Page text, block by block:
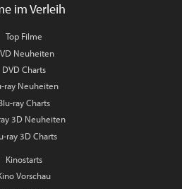
im Verleih
Top Filme
Neuheiten
DVD Charts
ray Neuheiten
ray Charts
3D Neuheiten
ray 3D Charts
Kinostarts
Vorschau